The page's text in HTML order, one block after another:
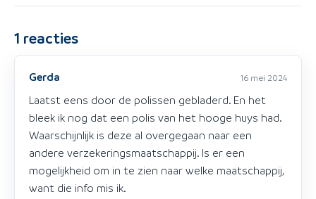
1 reacties
Gerda 16 mei 2024
Laatst eens door de polissen gebladerd. En het
bleek ik nog dat een polis van het hooge huys had.
Waarschijnlijk is deze al overgegaan naar een
andere verzekeringsmaatschappij. Is er een
mogelijkheid om in te zien naar welke maatschappij,
want die info mis ik.